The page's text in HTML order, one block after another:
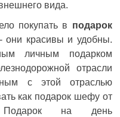
вида.
покупать в подарок
- они красивы и удобны.
личным подарком
отрасли
с этой отраслью
как подарок шефу от
Подарок на день